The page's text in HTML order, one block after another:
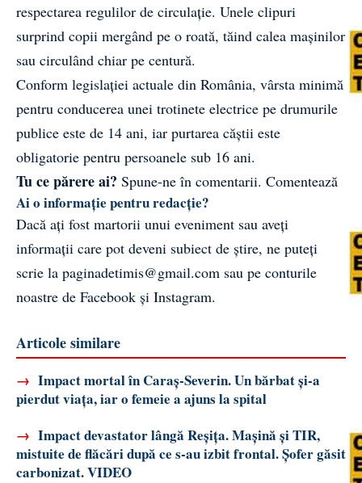
respectarea regulilor de circulație. Unele clipuri
surprind copii mergând pe o roată, tăind calea mașinilor
sau circulând chiar pe centură.
Conform legislației actuale din România, vârsta minimă
pentru conducerea unei trotinete electrice pe drumurile
publice este de 14 ani, iar purtarea căștii este
obligatorie pentru persoanele sub 16 ani.
Tu ce părere ai? Spune-ne în comentarii. Comentează
Ai o informație pentru redacție?
Dacă ați fost martorii unui eveniment sau aveți
informații care pot deveni subiect de știre, ne puteți
scrie la paginadetimis@gmail.com sau pe conturile
noastre de Facebook și Instagram.
Articole similare
→ Impact mortal în Caraș-Severin. Un bărbat și-a
pierdut viața, iar o femeie a ajuns la spital
→ Impact devastator lângă Reșița. Mașină și TIR,
mistuite de flăcări după ce s-au izbit frontal. Șofer găsit
carbonizat. VIDEO